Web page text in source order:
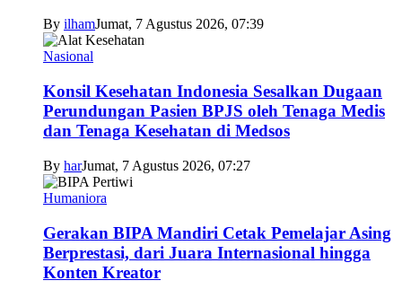
By ilhamJumat, 7 Agustus 2026, 07:39
Nasional
Konsil Kesehatan Indonesia Sesalkan Dugaan
Perundungan Pasien BPJS oleh Tenaga Medis
dan Tenaga Kesehatan di Medsos
By harJumat, 7 Agustus 2026, 07:27
Humaniora
Gerakan BIPA Mandiri Cetak Pemelajar Asing
Berprestasi, dari Juara Internasional hingga
Konten Kreator